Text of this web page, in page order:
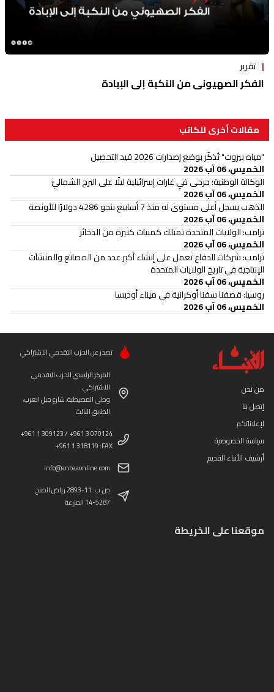
تقرير
الفكر الصهيوني من النكبة إلى الإبادة
مقالات أخرى للكاتب
"مياه بيروت" تُذكّر بوضع إصدارات 2026 قيد التحصيل
الخميس، 06 آب 2026
‏الوكالة الوطنية: جرحى في غارات إسرائيلية ليلًا على البرج الشماليّ
الخميس، 06 آب 2026
الذهب يسجل أعلى مستوى له منذ 7 أسابيع بنحو 4286 دولارًا للأونصة
الخميس، 06 آب 2026
ترامب: الولايات المتحدة تمتلك كمبيات كبيرة من الذخائر
الخميس، 06 آب 2026
ترامب: شركات الدفاع تعمل على إنشاء أكبر عدد من المصانع والمنشآت
الإنتاجية في تاريخ الولايات المتحدة
الخميس، 06 آب 2026
روسيا: قصفنا سفنا أوكرانية في ميناء أوديسا
الخميس، 06 آب 2026
من نحن
إتصل بنا
لإعلاناتكم
سياسة الخصوصية
أرشيف الأنباء القديم
تصدر عن الحزب التقدمي الاشتراكي
المركز الرئيسي للحزب التقدمي
الاشتراكي
وطى المصيطبة، شارع جبل العرب،
الطابق الثالث
+961 1 309123 / +961 3 070124
+961 1 318119 :FAX
info@anbaaonline.com
ص.ب: 11-2893 رياض الصلح
14-5287 المزرعة
موقعنا على الخريطة